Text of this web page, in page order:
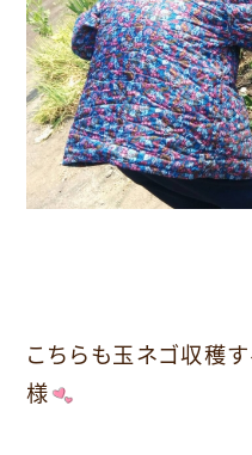
こちらも玉ネゴ収穫
様